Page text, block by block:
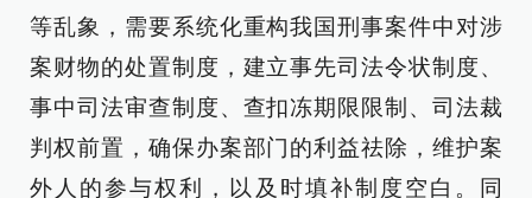
等乱象，需要系统化重构我国刑事案件中对涉
案财物的处置制度，建立事先司法令状制度、
事中司法审查制度、查扣冻期限限制、司法裁
判权前置，确保办案部门的利益祛除，维护案
外人的参与权利，以及时填补制度空白。同